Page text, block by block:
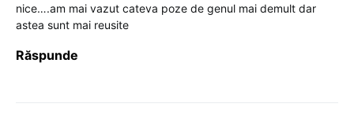
nice….am mai vazut cateva poze de genul mai demult dar
astea sunt mai reusite
Răspunde